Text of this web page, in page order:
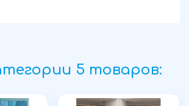
5 товаров: